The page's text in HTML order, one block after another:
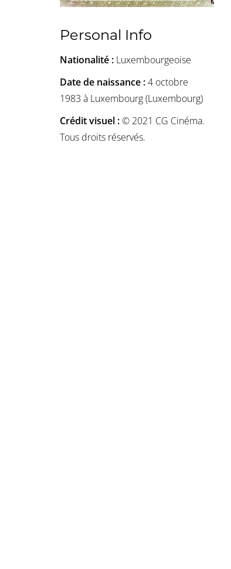
Personal Info
Nationalité : Luxembourgeoise
Date de naissance :4 octobre
1983 à Luxembourg (Luxembourg)
Crédit visuel :© 2021 CG Cinéma.
Tous droits réservés.